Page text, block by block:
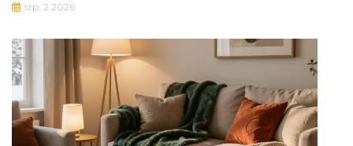
srp, 2 2026